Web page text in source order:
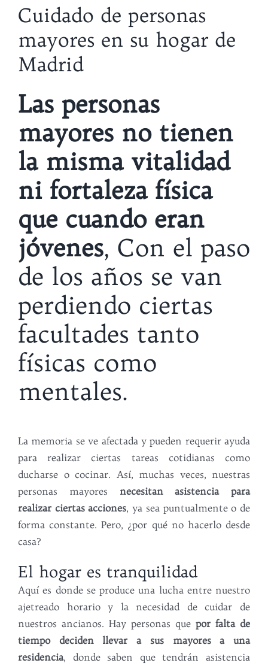
Cuidado de personas
mayores en su hogar de
Madrid
Las personas
mayores no tienen
la misma vitalidad
ni fortaleza física
que cuando eran
jóvenes, Con el paso
de los años se van
perdiendo ciertas
facultades tanto
físicas como
mentales.
La memoria se ve afectada y pueden requerir ayuda
para realizar ciertas tareas cotidianas como
ducharse o cocinar. Así, muchas veces, nuestras
personas mayores necesitan asistencia para
realizar ciertas acciones, ya sea puntualmente o de
forma constante. Pero, ¿por qué no hacerlo desde
casa?
El hogar es tranquilidad
Aquí es donde se produce una lucha entre nuestro
ajetreado horario y la necesidad de cuidar de
nuestros ancianos. Hay personas que por falta de
tiempo deciden llevar a sus mayores a una
residencia, donde saben que tendrán asistencia